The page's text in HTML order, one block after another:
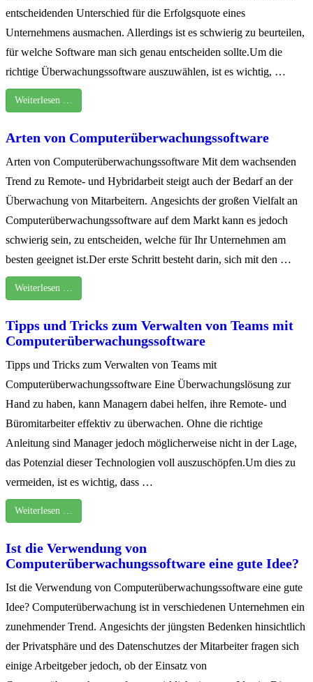
entscheidenden Unterschied für die Erfolgsquote eines
Unternehmens ausmachen. Allerdings ist es schwierig zu beurteilen,
für welche Software man sich genau entscheiden sollte.Um die
richtige Überwachungssoftware auszuwählen, ist es wichtig, …
Weiterlesen …
Arten von Computerüberwachungssoftware
Arten von Computerüberwachungssoftware Mit dem wachsenden
Trend zu Remote- und Hybridarbeit steigt auch der Bedarf an der
Überwachung von Mitarbeitern. Angesichts der großen Vielfalt an
Computerüberwachungssoftware auf dem Markt kann es jedoch
schwierig sein, zu entscheiden, welche für Ihr Unternehmen am
besten geeignet ist.Der erste Schritt besteht darin, sich mit den …
Weiterlesen …
Tipps und Tricks zum Verwalten von Teams mit
Computerüberwachungssoftware
Tipps und Tricks zum Verwalten von Teams mit
Computerüberwachungssoftware Eine Überwachungslösung zur
Hand zu haben, kann Managern dabei helfen, ihre Remote- und
Büromitarbeiter effektiv zu überwachen. Ohne die richtige
Anleitung sind Manager jedoch möglicherweise nicht in der Lage,
das Potenzial dieser Technologien voll auszuschöpfen.Um dies zu
vermeiden, ist es wichtig, dass …
Weiterlesen …
Ist die Verwendung von
Computerüberwachungssoftware eine gute Idee?
Ist die Verwendung von Computerüberwachungssoftware eine gute
Idee? Computerüberwachung ist in verschiedenen Unternehmen ein
zunehmender Trend. Angesichts der jüngsten Bedenken hinsichtlich
der Privatsphäre und des Datenschutzes der Mitarbeiter fragen sich
einige Arbeitgeber jedoch, ob der Einsatz von